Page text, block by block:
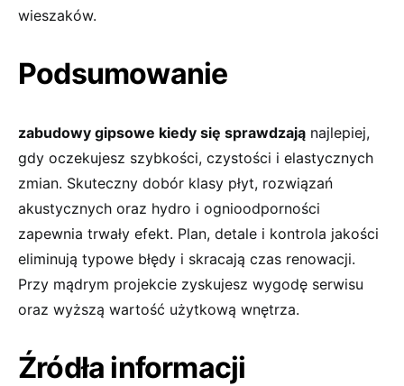
wieszaków.
Podsumowanie
zabudowy gipsowe kiedy się sprawdzają najlepiej,
gdy oczekujesz szybkości, czystości i elastycznych
zmian. Skuteczny dobór klasy płyt, rozwiązań
akustycznych oraz hydro i ognioodporności
zapewnia trwały efekt. Plan, detale i kontrola jakości
eliminują typowe błędy i skracają czas renowacji.
Przy mądrym projekcie zyskujesz wygodę serwisu
oraz wyższą wartość użytkową wnętrza.
Źródła informacji